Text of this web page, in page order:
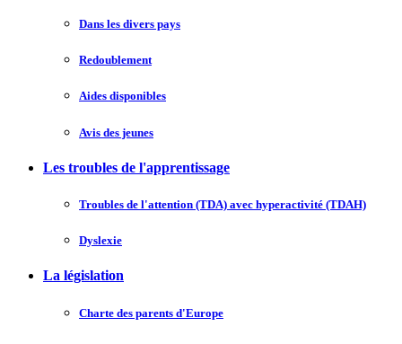
Dans les divers pays
Redoublement
Aides disponibles
Avis des jeunes
Les troubles de l'apprentissage
Troubles de l'attention (TDA) avec hyperactivité (TDAH)
Dyslexie
La législation
Charte des parents d'Europe